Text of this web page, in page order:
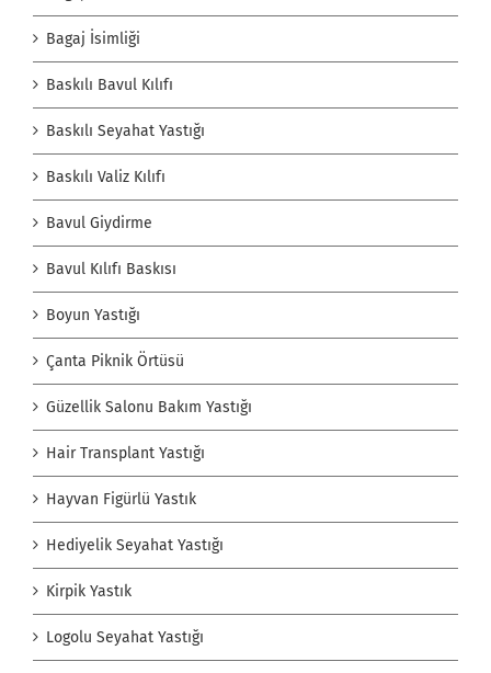
Bagaj İsimliği
Baskılı Bavul Kılıfı
Baskılı Seyahat Yastığı
Baskılı Valiz Kılıfı
Bavul Giydirme
Bavul Kılıfı Baskısı
Boyun Yastığı
Çanta Piknik Örtüsü
Güzellik Salonu Bakım Yastığı
Hair Transplant Yastığı
Hayvan Figürlü Yastık
Hediyelik Seyahat Yastığı
Kirpik Yastık
Logolu Seyahat Yastığı